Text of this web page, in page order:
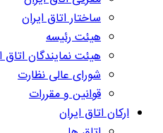
ساختار اتاق ایران
هیئت رئیسه
هیئت نمایندگان اتاق
شورای عالی نظارت
قوانین و مقررات
ارکان اتاق ایران